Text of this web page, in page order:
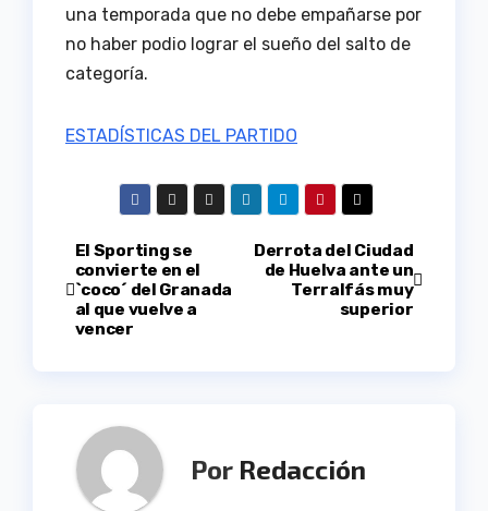
una temporada que no debe empañarse por
no haber podio lograr el sueño del salto de
categoría.
ESTADÍSTICAS DEL PARTIDO
Navegación
de
Derrota del Ciudad
de Huelva ante un
Terralfás muy
superior
El Sporting se
convierte en el
`coco´ del Granada
al que vuelve a
vencer
Por Redacción